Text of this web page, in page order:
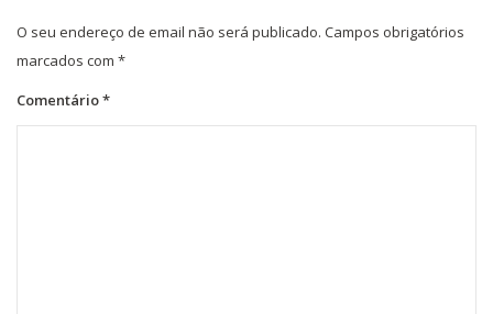
O seu endereço de email não será publicado. Campos obrigatórios
marcados com *
Comentário*